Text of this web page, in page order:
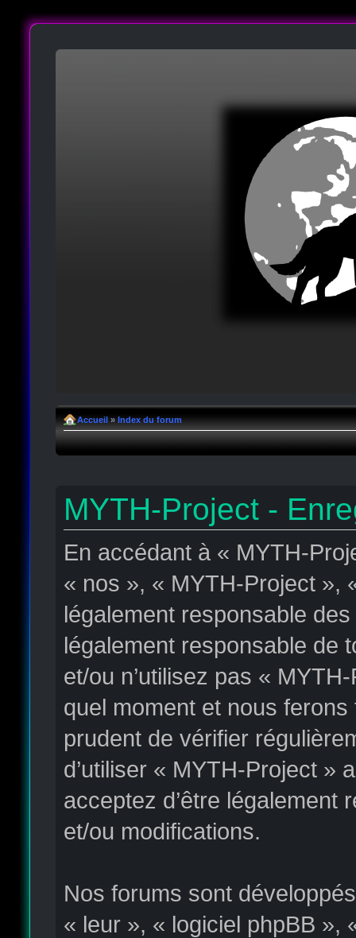
Accueil » Index du forum
MYTH-Project -
En accédant à « MYTH-
« nos », « MYTH-Project »,
légalement responsable
légalement responsable de
et/ou n’utilisez pas «
quel moment et nous
prudent de vérifier
d’utiliser « MYTH-Project »
acceptez d’être légalement
et/ou modifications.
Nos forums sont
« leur », « logiciel phpBB »,